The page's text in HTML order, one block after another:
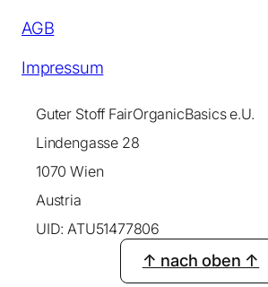
AGB
Impressum
Guter Stoff FairOrganicBasics e.U.
Lindengasse 28
1070 Wien
Austria
UID: ATU51477806
↑ nach oben ↑